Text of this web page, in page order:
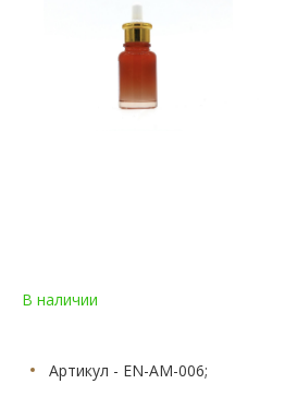
В наличии
Артикул - EN-AM-006;